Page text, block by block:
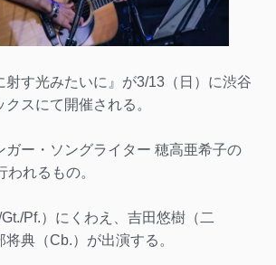
射す光みたいに』が3/13（日）に渋谷
スにて開催される。
ガー・ソングライター 穂高亜希子の
れるもの。
Pf.）にくわえ、吉田悠樹（二
典（Cb.）が出演する。